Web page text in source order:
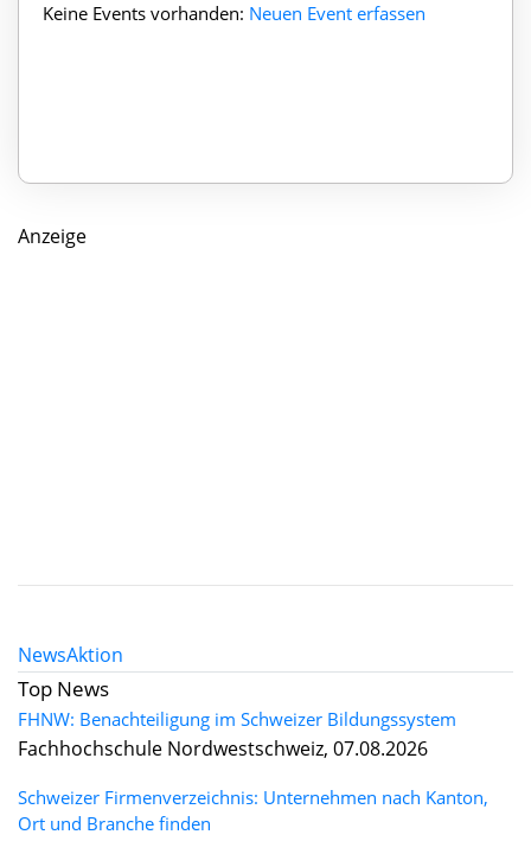
Keine Events vorhanden: Neuen Event erfassen
Anzeige
NewsAktion
Top News
FHNW: Benachteiligung im Schweizer Bildungssystem
Fachhochschule Nordwestschweiz, 07.08.2026
Schweizer Firmenverzeichnis: Unternehmen nach Kanton,
Ort und Branche finden